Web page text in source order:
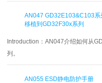
AN047 GD32E103&C103系
移植到GD32F30x系列
Introduction： AN047介绍如何从
列。
AN055 ESD静电防护手册